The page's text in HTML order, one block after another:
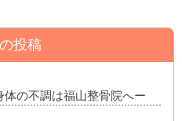
投稿
体の不調は福山整骨院へー